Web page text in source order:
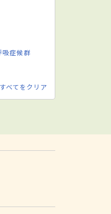
吸症候群
すべてをクリア